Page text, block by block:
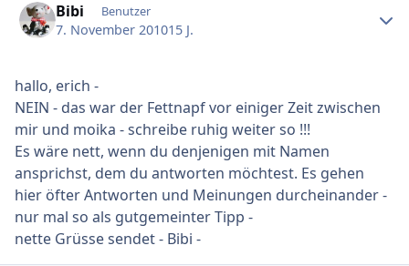
Bibi Benutzer
7. November 201015 J.
hallo, erich -
NEIN - das war der Fettnapf vor einiger Zeit zwischen
mir und moika - schreibe ruhig weiter so !!!
Es wäre nett, wenn du denjenigen mit Namen
ansprichst, dem du antworten möchtest. Es gehen
hier öfter Antworten und Meinungen durcheinander -
nur mal so als gutgemeinter Tipp -
nette Grüsse sendet - Bibi -